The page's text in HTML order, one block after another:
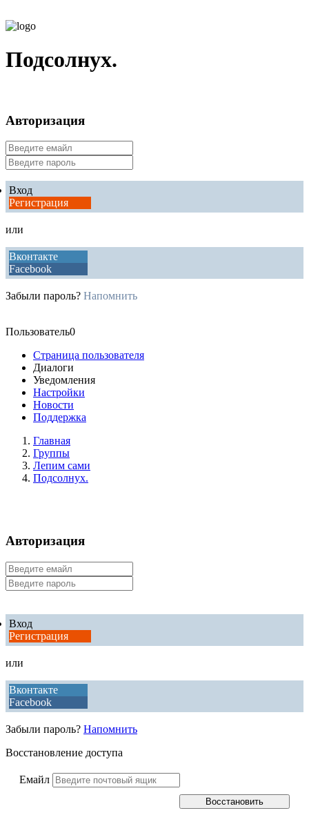
Подсолнух.
Авторизация
Вход
Регистрация
или
Вконтакте
Facebook
Забыли пароль? Напомнить
Пользователь0
Страница пользователя
Диалоги
Уведомления
Настройки
Новости
Поддержка
Главная
Группы
Лепим сами
Подсолнух.
Авторизация
Вход
Регистрация
или
Вконтакте
Facebook
Забыли пароль? Напомнить
Восстановление доступа
Емайл